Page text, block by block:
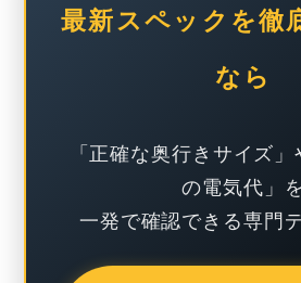
最新スペックを徹
なら
「正確な奥行きサイズ
の電気代」を
一発で確認できる専門